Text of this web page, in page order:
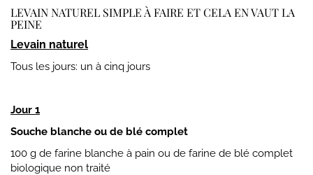
LEVAIN NATUREL SIMPLE À FAIRE ET CELA EN VAUT LA
PEINE
Levain naturel
Tous les jours: un à cinq jours
Jour 1
Souche blanche ou de blé complet
100 g de farine blanche à pain ou de farine de blé complet
biologique non traité